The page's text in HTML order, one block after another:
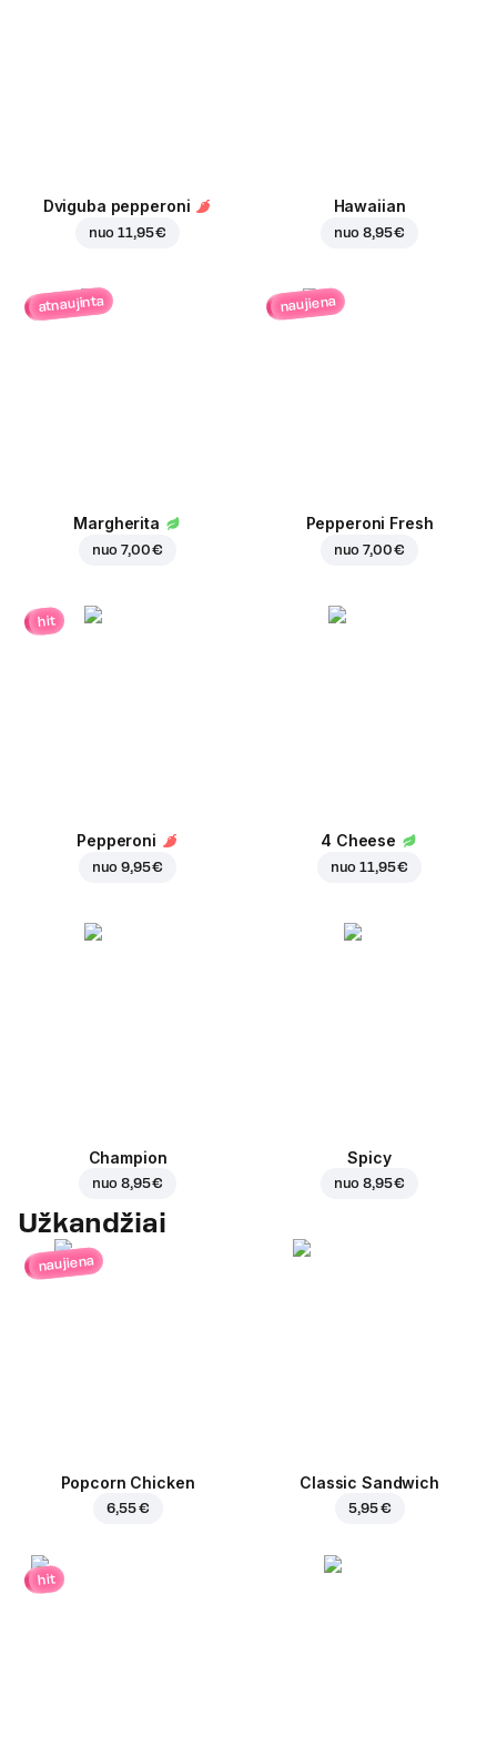
Dviguba pepperoni
nuo11,95 €
Hawaiian
nuo8,95 €
atnaujinta
Margherita
nuo7,00 €
naujiena
Pepperoni Fresh
nuo7,00 €
hit
Pepperoni
nuo9,95 €
4 Cheese
nuo11,95 €
Champion
nuo8,95 €
Spicy
nuo8,95 €
Užkandžiai
naujiena
Popcorn Chicken
6,55 €
Classic Sandwich
5,95 €
hit